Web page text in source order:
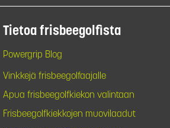
Tietoa frisbeegolfista
Powergrip Blog
Vinkkejä frisbeegolfaajalle
Apua frisbeegolfkiekon valintaan
Frisbeegolfkiekkojen muovilaadut